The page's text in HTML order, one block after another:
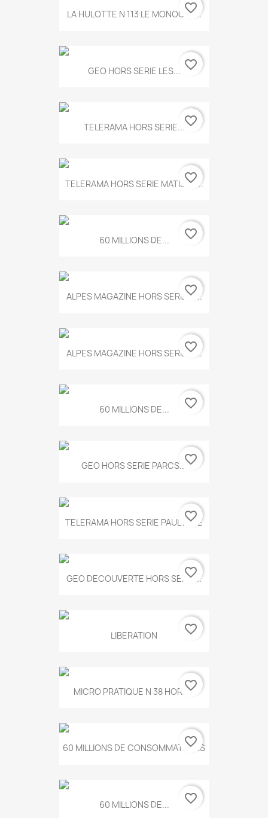
LA HULOTTE N 113 LE MONOCLE...
favorite_border
GEO HORS SERIE LES... favorite_border
TELERAMA HORS SERIE...favorite_border
TELERAMA HORS SERIE MATISSE...
favorite_border
60 MILLIONS DE... favorite_border
ALPES MAGAZINE HORS SERIE N...
favorite_border
ALPES MAGAZINE HORS SERIE N...
favorite_border
60 MILLIONS DE... favorite_border
GEO HORS SERIE PARCS...favorite_border
TELERAMA HORS SERIE PAUL KLEE
favorite_border
GEO DECOUVERTE HORS SERIE...
favorite_border
LIBERATION favorite_border
MICRO PRATIQUE N 38 HORS...
favorite_border
60 MILLIONS DE CONSOMMATEURS
favorite_border
60 MILLIONS DE... favorite_border